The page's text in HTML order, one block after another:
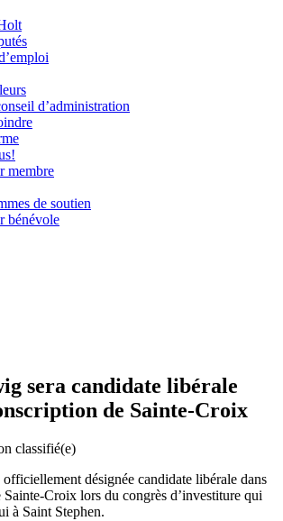
d’administration
membre
de soutien
bénévole
sera candidate libérale
de Sainte-Croix
classifié(e)
désignée candidate libérale dans
Croix lors du congrès d’investiture qui
à Saint Stephen.